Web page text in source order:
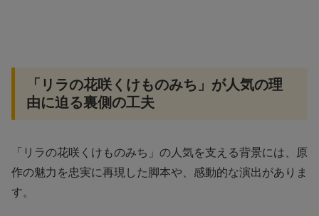
「リラの花咲くけものみち」が人気の理
由に迫る裏側の工夫
「リラの花咲くけものみち」の人気を支える背景には、原
作の魅力を忠実に再現した脚本や、感動的な演出がありま
す。